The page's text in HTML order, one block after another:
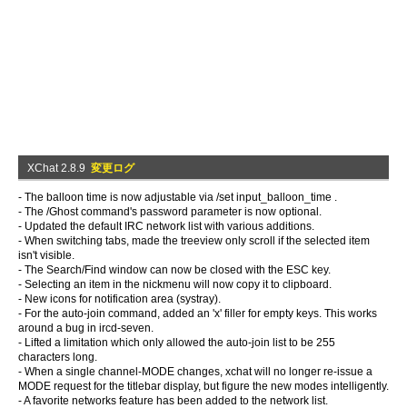
XChat 2.8.9 変更ログ
- The balloon time is now adjustable via /set input_balloon_time .
- The /Ghost command's password parameter is now optional.
- Updated the default IRC network list with various additions.
- When switching tabs, made the treeview only scroll if the selected item
isn't visible.
- The Search/Find window can now be closed with the ESC key.
- Selecting an item in the nickmenu will now copy it to clipboard.
- New icons for notification area (systray).
- For the auto-join command, added an 'x' filler for empty keys. This works
around a bug in ircd-seven.
- Lifted a limitation which only allowed the auto-join list to be 255
characters long.
- When a single channel-MODE changes, xchat will no longer re-issue a
MODE request for the titlebar display, but figure the new modes intelligently.
- A favorite networks feature has been added to the network list.